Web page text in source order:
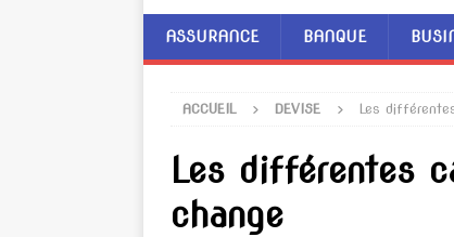
ASSURANCE BANQUE
ACCUEIL DEVISE Les
Les différentes
change